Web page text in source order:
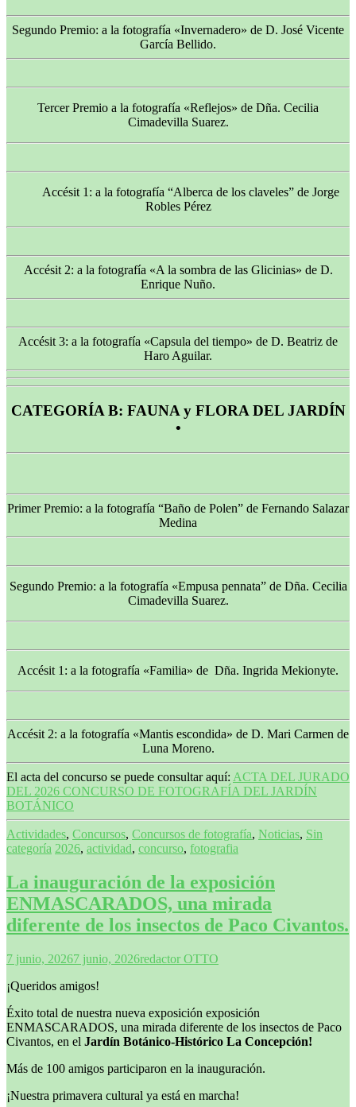
Segundo Premio: a la fotografía «Invernadero» de D. José Vicente
García Bellido.
Tercer Premio a la fotografía «Reflejos» de Dña. Cecilia
Cimadevilla Suarez.
Accésit 1: a la fotografía “Alberca de los claveles” de Jorge
Robles Pérez
Accésit 2: a la fotografía «A la sombra de las Glicinias» de D.
Enrique Nuño.
Accésit 3: a la fotografía «Capsula del tiempo» de D. Beatriz de
Haro Aguilar.
CATEGORÍA B: FAUNA y FLORA DEL JARDÍN
•
Primer Premio: a la fotografía “Baño de Polen” de Fernando Salazar
Medina
Segundo Premio: a la fotografía «Empusa pennata” de Dña. Cecilia
Cimadevilla Suarez.
Accésit 1: a la fotografía «Familia» de Dña. Ingrida Mekionyte.
Accésit 2: a la fotografía «Mantis escondida» de D. Mari Carmen de
Luna Moreno.
El acta del concurso se puede consultar aquí: ACTA DEL JURADO
DEL 2026 CONCURSO DE FOTOGRAFÍA DEL JARDÍN
BOTÁNICO
Actividades, Concursos, Concursos de fotografía, Noticias, Sin
categoría 2026, actividad, concurso, fotografia
La inauguración de la exposición
ENMASCARADOS, una mirada
diferente de los insectos de Paco Civantos.
7 junio, 20267 junio, 2026redactor OTTO
¡Queridos amigos!
Éxito total de nuestra nueva exposición exposición
ENMASCARADOS, una mirada diferente de los insectos de Paco
Civantos, en el Jardín Botánico-Histórico La Concepción!
Más de 100 amigos participaron en la inauguración.
¡Nuestra primavera cultural ya está en marcha!